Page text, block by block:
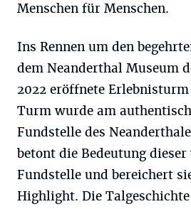
Menschen für Menschen.
Ins Rennen um den
dem Neanderthal Museum
2022 eröffnete
Turm wurde am
Fundstelle des
betont die Bedeutung
Fundstelle und bereichert
Highlight. Die